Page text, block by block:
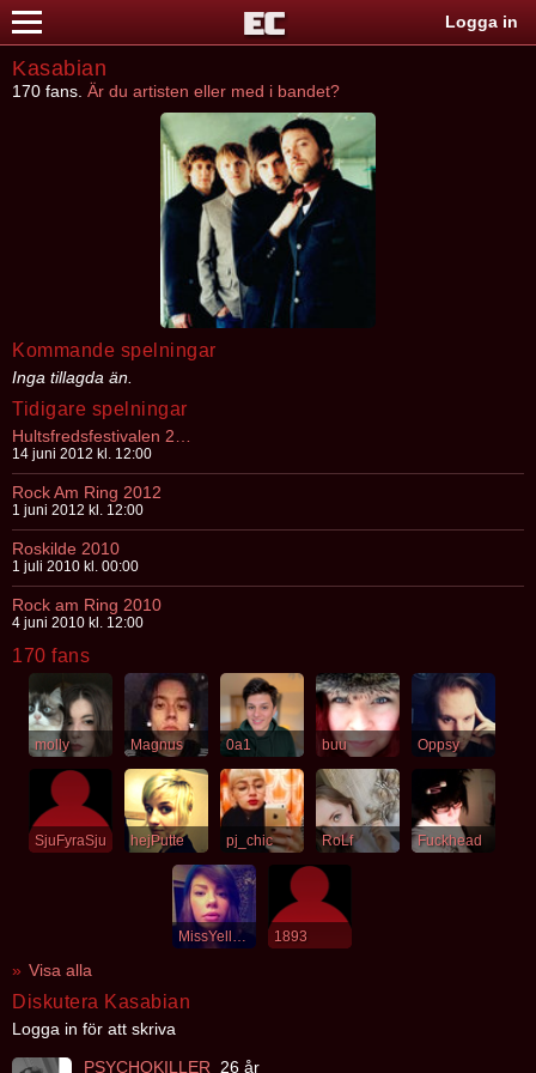
Logga in
Kasabian
170 fans. Är du artisten eller med i bandet?
Kommande spelningar
Inga tillagda än.
Tidigare spelningar
14 juni 2012 kl. 12:00
Rock Am Ring 2012
1 juni 2012 kl. 12:00
Roskilde 2010
1 juli 2010 kl. 00:00
Rock am Ring 2010
4 juni 2010 kl. 12:00
170 fans
molly Magnus 0a1 buu Oppsy
SjuFyraSju hejPutte pj_chic RoLf Fuckhead
MissYellow 1893
Visa alla
Diskutera Kasabian
Logga in för att skriva
PSYCHOKILLER
26 år